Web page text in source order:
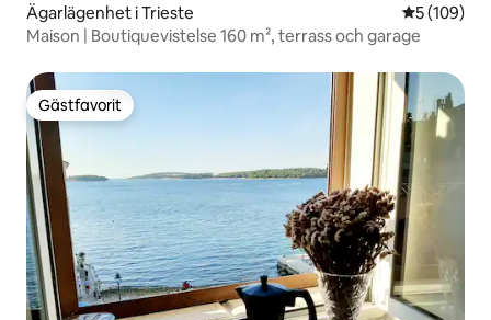
Ägarlägenhet i Trieste 5 av 5 i
5 (109)
Maison | Boutiquevistelse 160 m², terrass och garage
Gästfavorit
Gästfavorit